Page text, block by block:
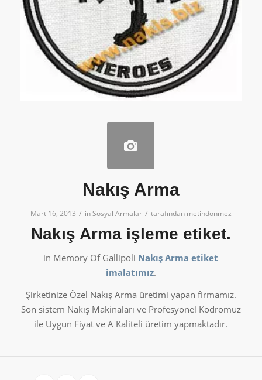
Nakış Arma
Mart 16, 2013 / inSosyal Armalar / tarafından metindonmez
Nakış Arma işleme etiket.
in Memory Of Gallipoli Nakış Arma etiket
imalatımız.
Şirketinize Özel Nakış Arma üretimi yapan firmamız.
Son sistem Nakış Makinaları ve Profesyonel Kodromuz
ile Uygun Fiyat ve A Kaliteli üretim yapmaktadır.